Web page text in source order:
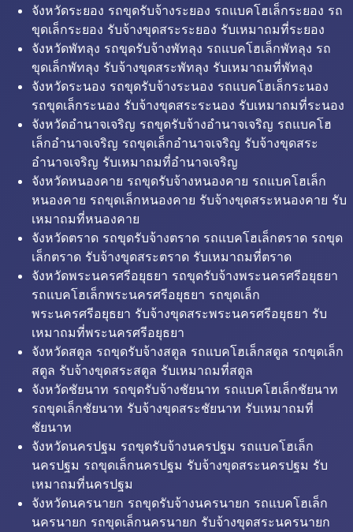
จังหวัดระยอง รถขุดรับจ้างระยอง รถแบคโฮเล็กระยอง รถ
ขุดเล็กระยอง รับจ้างขุดสระระยอง รับเหมาถมที่ระยอง
จังหวัดพัทลุง รถขุดรับจ้างพัทลุง รถแบคโฮเล็กพัทลุง รถ
ขุดเล็กพัทลุง รับจ้างขุดสระพัทลุง รับเหมาถมที่พัทลุง
จังหวัดระนอง รถขุดรับจ้างระนอง รถแบคโฮเล็กระนอง
รถขุดเล็กระนอง รับจ้างขุดสระระนอง รับเหมาถมที่ระนอง
จังหวัดอำนาจเจริญ รถขุดรับจ้างอำนาจเจริญ รถแบคโฮ
เล็กอำนาจเจริญ รถขุดเล็กอำนาจเจริญ รับจ้างขุดสระ
อำนาจเจริญ รับเหมาถมที่อำนาจเจริญ
จังหวัดหนองคาย รถขุดรับจ้างหนองคาย รถแบคโฮเล็ก
หนองคาย รถขุดเล็กหนองคาย รับจ้างขุดสระหนองคาย รับ
เหมาถมที่หนองคาย
จังหวัดตราด รถขุดรับจ้างตราด รถแบคโฮเล็กตราด รถขุด
เล็กตราด รับจ้างขุดสระตราด รับเหมาถมที่ตราด
จังหวัดพระนครศรีอยุธยา รถขุดรับจ้างพระนครศรีอยุธยา
รถแบคโฮเล็กพระนครศรีอยุธยา รถขุดเล็ก
พระนครศรีอยุธยา รับจ้างขุดสระพระนครศรีอยุธยา รับ
เหมาถมที่พระนครศรีอยุธยา
จังหวัดสตูล รถขุดรับจ้างสตูล รถแบคโฮเล็กสตูล รถขุดเล็ก
สตูล รับจ้างขุดสระสตูล รับเหมาถมที่สตูล
จังหวัดชัยนาท รถขุดรับจ้างชัยนาท รถแบคโฮเล็กชัยนาท
รถขุดเล็กชัยนาท รับจ้างขุดสระชัยนาท รับเหมาถมที่
ชัยนาท
จังหวัดนครปฐม รถขุดรับจ้างนครปฐม รถแบคโฮเล็ก
นครปฐม รถขุดเล็กนครปฐม รับจ้างขุดสระนครปฐม รับ
เหมาถมที่นครปฐม
จังหวัดนครนายก รถขุดรับจ้างนครนายก รถแบคโฮเล็ก
นครนายก รถขุดเล็กนครนายก รับจ้างขุดสระนครนายก